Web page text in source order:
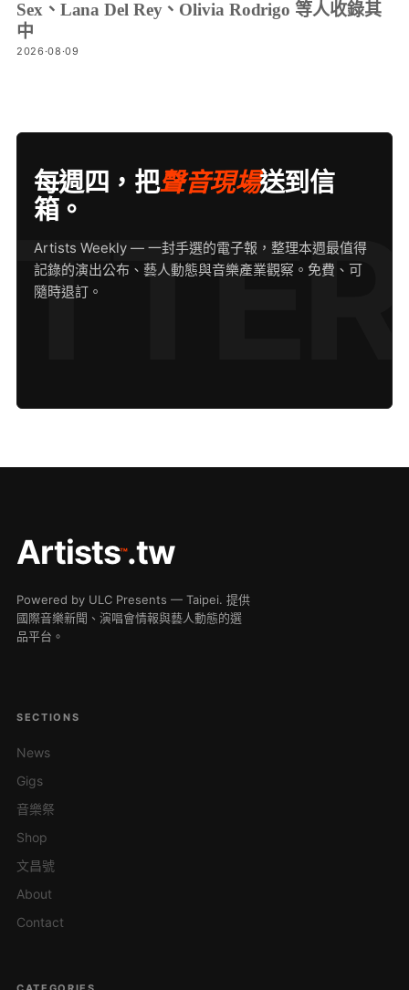
Sex、Lana Del Rey、Olivia Rodrigo 等人收錄其
中
2026·08·09
每週四，把聲音現場送到信
箱。
Artists Weekly — 一封手選的電子報，整理本週最值得
記錄的演出公布、藝人動態與音樂產業觀察。免費、可
隨時退訂。
Artists™.tw
Powered by ULC Presents — Taipei. 提供
國際音樂新聞、演唱會情報與藝人動態的選
品平台。
SECTIONS
News
Gigs
音樂祭
Shop
文昌號
About
Contact